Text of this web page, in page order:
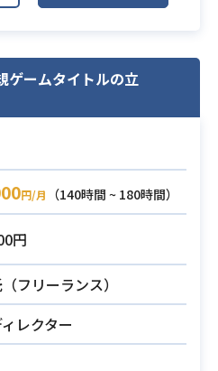
一貫した経験
ド開発に加え、
NestJS）を用いたバック
にも携わっていただきま
開発を想定しておりま
務内容は以下を想定して
】
の設計・開発
の改善・リファクタリン
ゲームタイトルの立
円/月
（140時間 ~ 180時間）
円
フリーランス）
レクター